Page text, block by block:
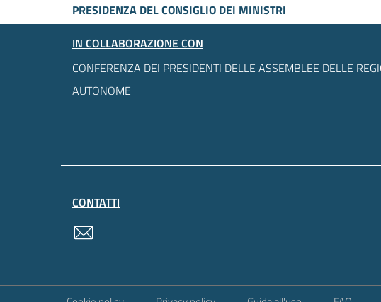
PRESIDENZA DEL CONSIGLIO DEI MINISTRI
IN COLLABORAZIONE CON
CONFERENZA DEI PRESIDENTI DELLE ASSEMBLEE DELLE
AUTONOME
CONTATTI